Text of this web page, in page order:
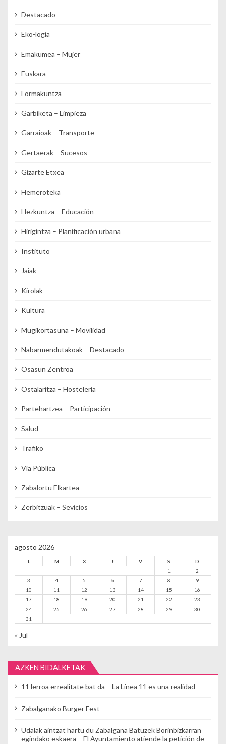
Destacado
Eko-logia
Emakumea – Mujer
Euskara
Formakuntza
Garbiketa – Limpieza
Garraioak – Transporte
Gertaerak – Sucesos
Gizarte Etxea
Hemeroteka
Hezkuntza – Educación
Hirigintza – Planificación urbana
Instituto
Jaiak
Kirolak
Kultura
Mugikortasuna – Movilidad
Nabarmendutakoak – Destacado
Osasun Zentroa
Ostalaritza – Hostelería
Partehartzea – Participación
Salud
Trafiko
Vía Pública
Zabalortu Elkartea
Zerbitzuak – Sevicios
agosto 2026
L M X J V S
D
1
2
3
4 5 6 7 8
9
10
11 12 13 14 15
16
17
18 19 20 21 22
23
24
25 26 27 28 29
30
31
« Jul
AZKEN BIDALKETAK
11 lerroa errealitate bat da – La Línea 11 es una realidad
Zabalganako Burger Fest
Udalak aintzat hartu du Zabalgana Batuzek Borinbizkarran
egindako eskaera – El Ayuntamiento atiende la petición de